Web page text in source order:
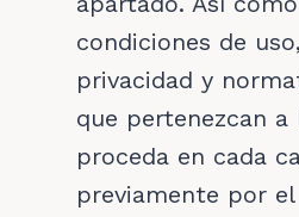
condiciones de
privacidad y
que pertenezcan
proceda en cada
previamente por